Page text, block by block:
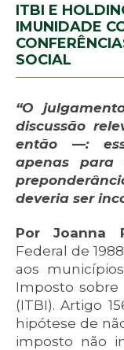
ITBI E
IMUNIDADE
SOCIAL
“O
discussão
então —:
apenas para
deveria ser
Por Joanna
Federal de
aos
Imposto sobre
(ITBI). Artigo
hipótese de
imposto não